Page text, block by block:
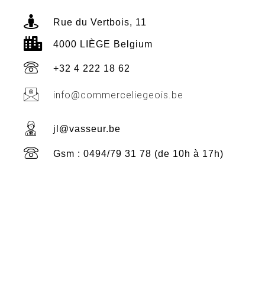
Rue du Vertbois, 11
4000 LIÈGE Belgium
+32 4 222 18 62
info@commerceliegeois.be
jl@vasseur.be
Gsm : 0494/79 31 78 (de 10h à 17h)